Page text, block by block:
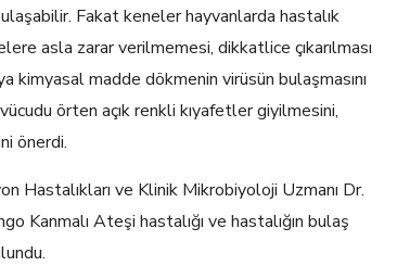
Fakat keneler hayvanlarda hastalık
asla zarar verilmemesi, dikkatlice çıkarılması
madde dökmenin virüsün bulaşmasını
örten açık renkli kıyafetler giyilmesini,
önerdi.
ve Klinik Mikrobiyoloji Uzmanı Dr.
Kanmalı Ateşi hastalığı ve hastalığın bulaş